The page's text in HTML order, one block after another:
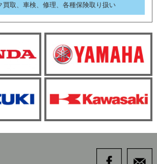
買取、車検、修理、各種保険取り扱い